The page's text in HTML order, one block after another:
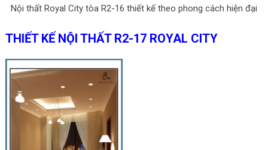
Nội thất Royal City tòa R2-16 thiết kế theo phong cách hiện đại
THIẾT KẾ NỘI THẤT R2-17 ROYAL CITY